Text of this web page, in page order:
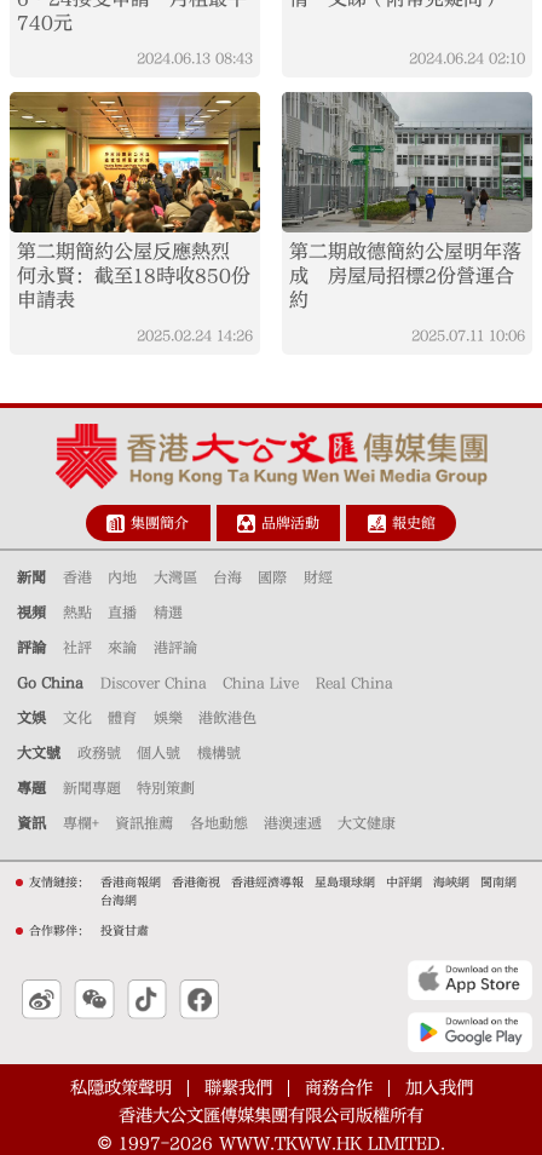
740元
2024.06.13 08:43 2024.06.24 02:10
第二期簡約公屋反應熱烈
何永賢：截至18時收850份
申請表
2025.02.24 14:26
第二期啟德簡約公屋明年落
成 房屋局招標2份營運合
約
2025.07.11 10:06
集團簡介 品牌活動 報史館
新聞 香港 內地 大灣區 台海 國際 財經
視頻 熱點 直播 精選
評論 社評 來論 港評論
Go China Discover China China Live Real China
文娛 文化 體育 娛樂 港飲港色
大文號 政務號 個人號 機構號
專題 新聞專題 特別策劃
資訊 專欄+ 資訊推薦 各地動態 港澳速遞 大文健康
友情鏈接： 香港商報網 香港衛視 香港經濟導報 星島環球網 中評網 海峽網
閩南網
台海網
合作夥伴： 投資甘肅
私隱政策聲明 聯繫我們 商務合作
加入我們
香港大公文匯傳媒集團有限公司版權所有
© 1997-2026 WWW.TKWW.HK LIMITED.